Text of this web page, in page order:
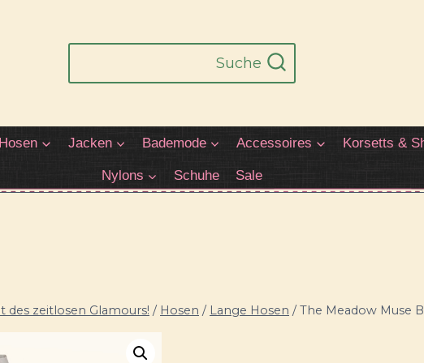
Suche
Hosen Jacken Bademode Accessoires Korsetts &
Nylons Schuhe Sale
zeitlosen Glamours! / Hosen / Lange Hosen / The Meadow Muse